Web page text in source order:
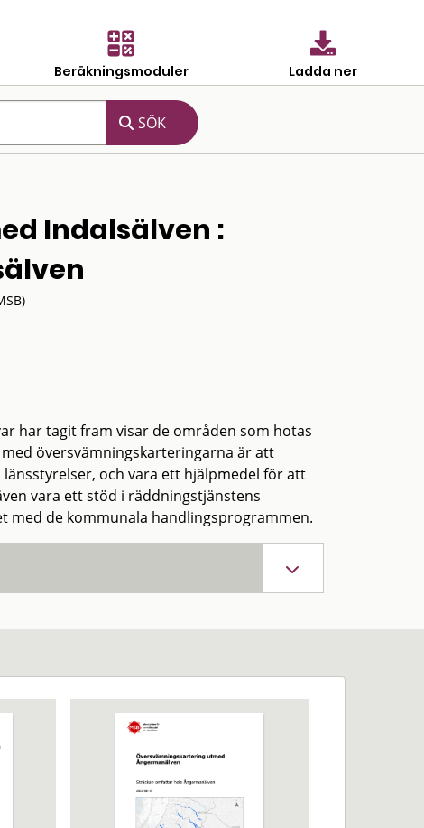
Beräkningsmoduler Ladda ner
Indalsälven :
har tagit fram visar de områden som hotas
översvämningskarteringarna är att
och vara ett hjälpmedel för att
vara ett stöd i räddningstjänstens
med de kommunala handlingsprogrammen.